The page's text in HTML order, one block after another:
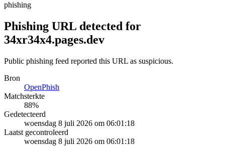
phishing
Phishing URL detected for
34xr34x4.pages.dev
Public phishing feed reported this URL as suspicious.
Bron
OpenPhish
Matchsterkte
88%
Gedetecteerd
woensdag 8 juli 2026 om 06:01:18
Laatst gecontroleerd
woensdag 8 juli 2026 om 06:01:18